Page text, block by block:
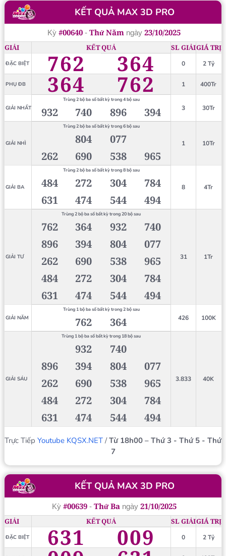
KẾT QUẢ MAX 3D PRO
Kỳ #00640 - Thứ Năm ngày 23/10/2025
GIẢI KẾT QUẢ SL GIẢIGIÁ TRỊ
ĐẶC BIỆT 762 364 0 2 Tỷ
PHỤ ĐB 364 762 1 400Tr
GIẢI NHẤT
Trùng 2 bộ ba số bất kỳ trong 4 bộ sau
3 30Tr
932 740 896 394
GIẢI NHÌ
Trùng 2 bộ ba số bất kỳ trong 6 bộ sau
1 10Tr
804
077
262
690 538 965
GIẢI BA
Trùng 2 bộ ba số bất kỳ trong 8 bộ sau
8 4Tr
484 272 304
784
631
474 544 494
GIẢI TƯ
Trùng 2 bộ ba số bất kỳ trong 20 bộ sau
31 1Tr
762 364 932
740
896
394 804
077
262
690 538
965
484
272 304
784
631
474 544 494
GIẢI NĂM
Trùng 1 bộ ba số bất kỳ trong 2 bộ sau
426 100K
762 364
GIẢI SÁU
Trùng 1 bộ ba số bất kỳ trong 18 bộ sau
3.833 40K
932
740
896
394 804
077
262
690 538
965
484
272 304
784
631
474 544 494
Trực Tiếp Youtube KQSX.NET /Từ 18h00 – Thứ 3 - Thứ 5 - Thứ
7
KẾT QUẢ MAX 3D PRO
Kỳ #00639- Thứ Ba ngày 21/10/2025
GIẢI KẾT QUẢ SL GIẢIGIÁ TRỊ
ĐẶC BIỆT 631 009 0 2 Tỷ